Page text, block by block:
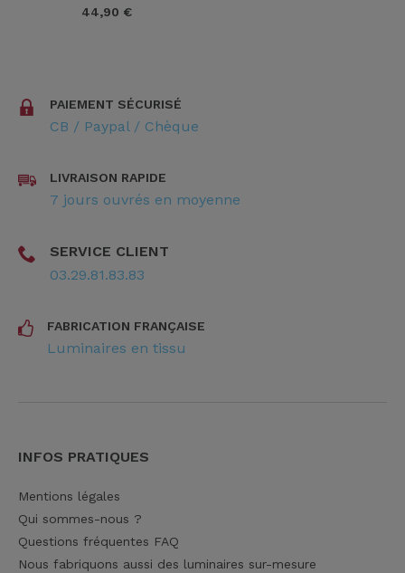
44,90 €
PAIEMENT SÉCURISÉ
CB / Paypal / Chèque
LIVRAISON RAPIDE
7 jours ouvrés en moyenne
SERVICE CLIENT
03.29.81.83.83
FABRICATION FRANÇAISE
Luminaires en tissu
INFOS PRATIQUES
Mentions légales
Qui sommes-nous ?
Questions fréquentes FAQ
Nous fabriquons aussi des luminaires sur-mesure